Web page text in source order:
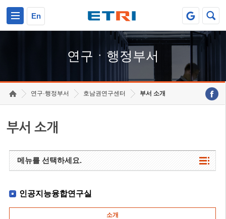
En
연구ㆍ행정부서
연구·행정부서 호남권연구센터 부서 소개
부서 소개
메뉴를 선택하세요.
인공지능융합연구실
소개